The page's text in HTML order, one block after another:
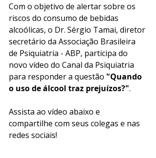
Com o objetivo de alertar sobre os
riscos do consumo de bebidas
alcoólicas, o Dr. Sérgio Tamai, diretor
secretário da Associação Brasileira
de Psiquiatria - ABP, participa do
novo vídeo do Canal da Psiquiatria
para responder a questão "Quando
o uso de álcool traz prejuízos?".
Assista ao vídeo abaixo e
compartilhe com seus colegas e nas
redes sociais!